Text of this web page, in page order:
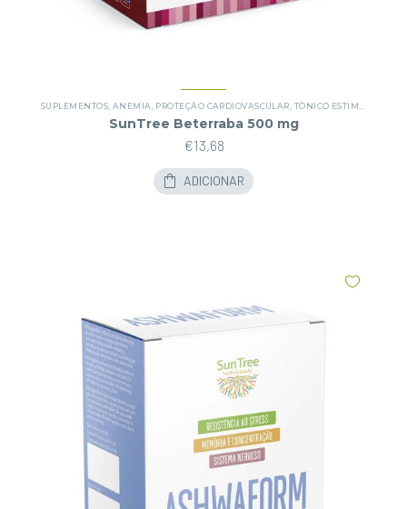
SUPLEMENTOS, ANEMIA, PROTEÇÃO CARDIOVASCULAR, TÓNICO ESTIMULANTE
SunTree Beterraba 500 mg
€13,68
ADICIONAR